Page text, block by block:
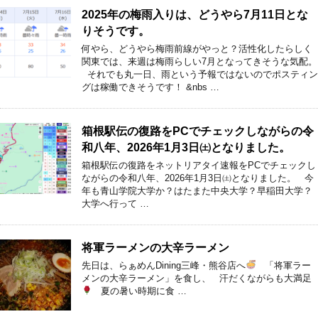
2025年の梅雨入りは、どうやら7月11日とな
りそうです。
何やら、どうやら梅雨前線がやっと？活性化したらしく
関東では、来週は梅雨らしい7月となってきそうな気配。
それでも丸一日、雨という予報ではないのでポスティン
グは稼働できそうです！ &nbs …
箱根駅伝の復路をPCでチェックしながらの令
和八年、2026年1月3日㈯となりました。
箱根駅伝の復路をネットリアタイ速報をPCでチェックし
ながらの令和八年、2026年1月3日㈯となりました。 今
年も青山学院大学か？はたまた中央大学？早稲田大学？
大学へ行って …
将軍ラーメンの大辛ラーメン
先日は、らぁめんDining三峰・熊谷店へ
「将軍ラー
メンの大辛ラーメン」を食し、 汗だくながらも大満足
夏の暑い時期に食 …